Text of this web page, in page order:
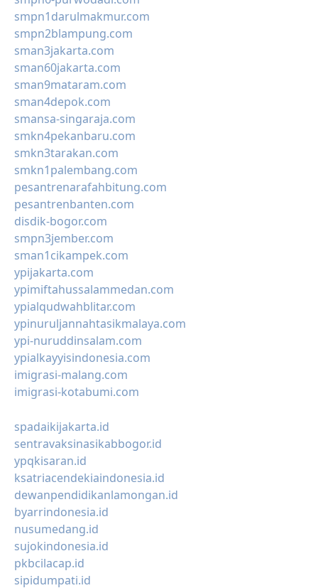
smpn1darulmakmur.com
smpn2blampung.com
sman3jakarta.com
sman60jakarta.com
sman9mataram.com
sman4depok.com
smansa-singaraja.com
smkn4pekanbaru.com
smkn3tarakan.com
smkn1palembang.com
pesantrenarafahbitung.com
pesantrenbanten.com
disdik-bogor.com
smpn3jember.com
sman1cikampek.com
ypijakarta.com
ypimiftahussalammedan.com
ypialqudwahblitar.com
ypinuruljannahtasikmalaya.com
ypi-nuruddinsalam.com
ypialkayyisindonesia.com
imigrasi-malang.com
imigrasi-kotabumi.com
spadaikijakarta.id
sentravaksinasikabbogor.id
ypqkisaran.id
ksatriacendekiaindonesia.id
dewanpendidikanlamongan.id
byarrindonesia.id
nusumedang.id
sujokindonesia.id
pkbcilacap.id
sipidumpati.id